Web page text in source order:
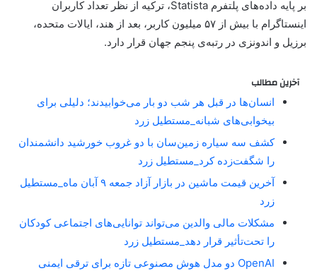
بر پایه داده‌های پلتفرم Statista، ترکیه از نظر تعداد کاربران
اینستاگرام با بیش‌ از ۵۷ میلیون کاربر، بعد از هند، ایالات‌ متحده،
برزیل و اندونزی در رتبه‌ی پنجم جهان قرار دارد.
آخرین مطالب
انسان‌ها در قبل هر شب دو بار می‌خوابیدند؛ دلیلی برای
بیخوابی‌های شبانه_مستطیل زرد
کشف سه سیاره زمین‌سان با دو غروب خورشید دانشمندان
را شگفت‌زده کرد_مستطیل زرد
آخرین قیمت ماشین در بازار آزاد جمعه ۹ آبان ماه_مستطیل
زرد
مشکلات مالی والدین می‌تواند توانایی‌های اجتماعی کودکان
را تحت‌تأثیر قرار دهد_مستطیل زرد
OpenAI دو مدل هوش مصنوعی تازه برای ترقی ایمنی